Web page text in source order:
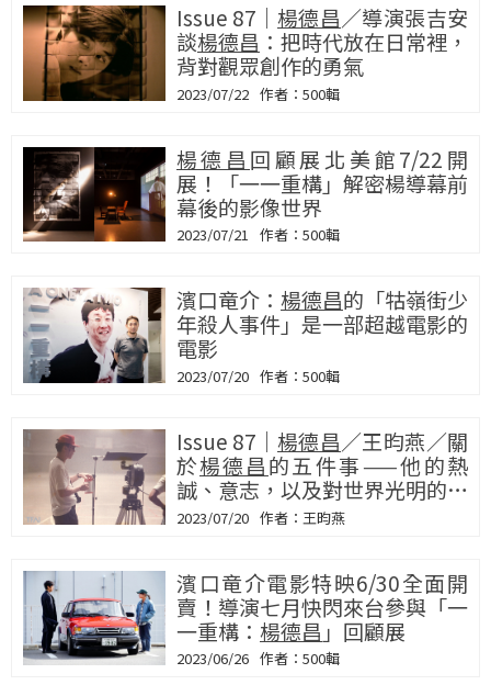
Issue 87｜ 楊德昌／導演張吉安
談楊德昌 ：把時代放在日常裡，
背對觀眾創作的勇氣
2023/07/22 500輯
楊德昌 回顧展北美館7/22開
展！「一一重構」解密楊導幕前
幕後的影像世界
2023/07/21 500輯
濱口竜介： 楊德昌的「牯嶺街少
年殺人事件」是一部超越電影的
電影
2023/07/20 500輯
Issue 87｜ 楊德昌／王昀燕／關
於楊德昌的五件事——他的熱
誠、意志，以及對世界光明的期
待
2023/07/20 王昀燕
濱口竜介電影特映6/30全面開
賣！導演七月快閃來台參與「一
一重構： 楊德昌 」回顧展
2023/06/26 500輯